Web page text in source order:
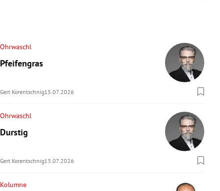
Ohrwaschl
Pfeifengras
Gert Korentschnig15.07.2026
Ohrwaschl
Durstig
Gert Korentschnig13.07.2026
Kolumne